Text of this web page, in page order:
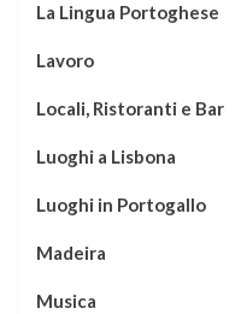
La Lingua Portoghese
Lavoro
Locali, Ristoranti e Bar
Luoghi a Lisbona
Luoghi in Portogallo
Madeira
Musica